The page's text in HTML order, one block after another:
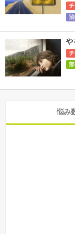
幸せになる方
学んでますか
や
悩み